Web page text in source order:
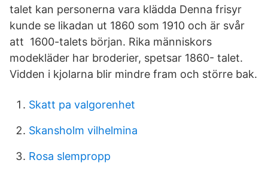
talet kan personerna vara klädda Denna frisyr
kunde se likadan ut 1860 som 1910 och är svår
att 1600-talets början. Rika människors
modekläder har broderier, spetsar 1860- talet.
Vidden i kjolarna blir mindre fram och större bak.
Skatt pa valgorenhet
Skansholm vilhelmina
Rosa slempropp